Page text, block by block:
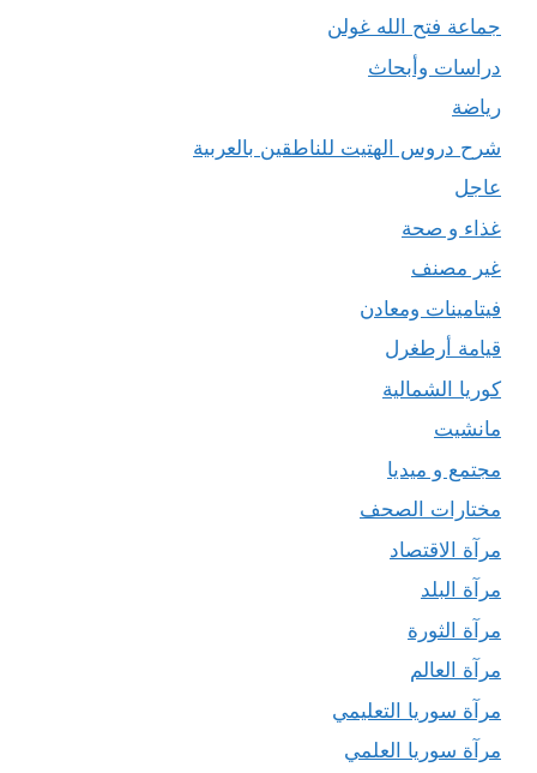
جماعة فتح الله غولن
دراسات وأبحاث
رياضة
شرح دروس الهتيت للناطقين بالعربية
عاجل
غذاء و صحة
غير مصنف
فيتامينات ومعادن
قيامة أرطغرل
كوريا الشمالية
مانشيت
مجتمع و ميديا
مختارات الصحف
مرآة الاقتصاد
مرآة البلد
مرآة الثورة
مرآة العالم
مرآة سوريا التعليمي
مرآة سوريا العلمي